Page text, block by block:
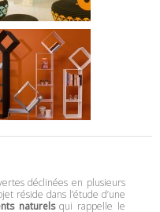
déclinées en plusieurs
réside dans l’étude d’une
naturelsqui rappelle le